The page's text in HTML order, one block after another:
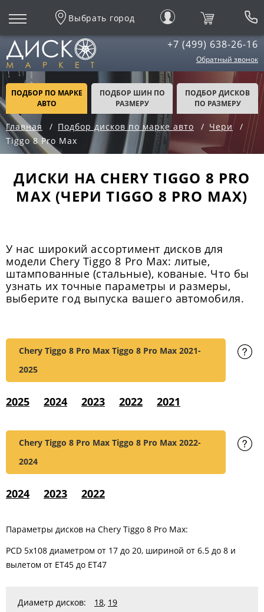
Выбрать город
+7 (499) 638-26-16
Обратный звонок
ПОДБОР ПО МАРКЕ
АВТО
ПОДБОР ШИН ПО
РАЗМЕРУ
ПОДБОР ДИСКОВ
ПО РАЗМЕРУ
Главная Подбор дисков по марке авто
Чери
Tiggo 8 Pro Max
ДИСКИ НА CHERY TIGGO 8 PRO
MAX (ЧЕРИ TIGGO 8 PRO MAX)
У нас широкий ассортимент дисков для
модели Chery Tiggo 8 Pro Max: литые,
штампованные (стальные), кованые. Что бы
узнать их точные параметры и размеры,
выберите год выпуска вашего автомобиля.
Chery Tiggo 8 Pro Max Tiggo 8 Pro Max 2021-
2025
2025 2024 2023 2022 2021
Chery Tiggo 8 Pro Max Tiggo 8 Pro Max 2022-
2024
2024 2023 2022
Параметры дисков на Chery Tiggo 8 Pro Max:
PCD 5x108 диаметром от 17 до 20, шириной от 6.5 до 8 и
вылетом от ET45 до ET47
Диаметр дисков: 18, 19